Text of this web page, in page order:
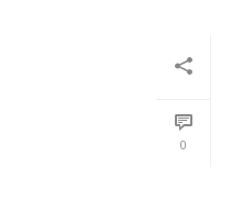
0